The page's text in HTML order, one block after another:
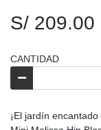
S/ 209.00
CANTIDAD
¡El jardín